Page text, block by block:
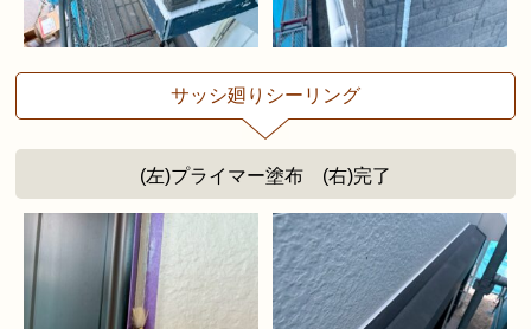
サッシ廻りシーリング
(左)プライマー塗布 (右)完了